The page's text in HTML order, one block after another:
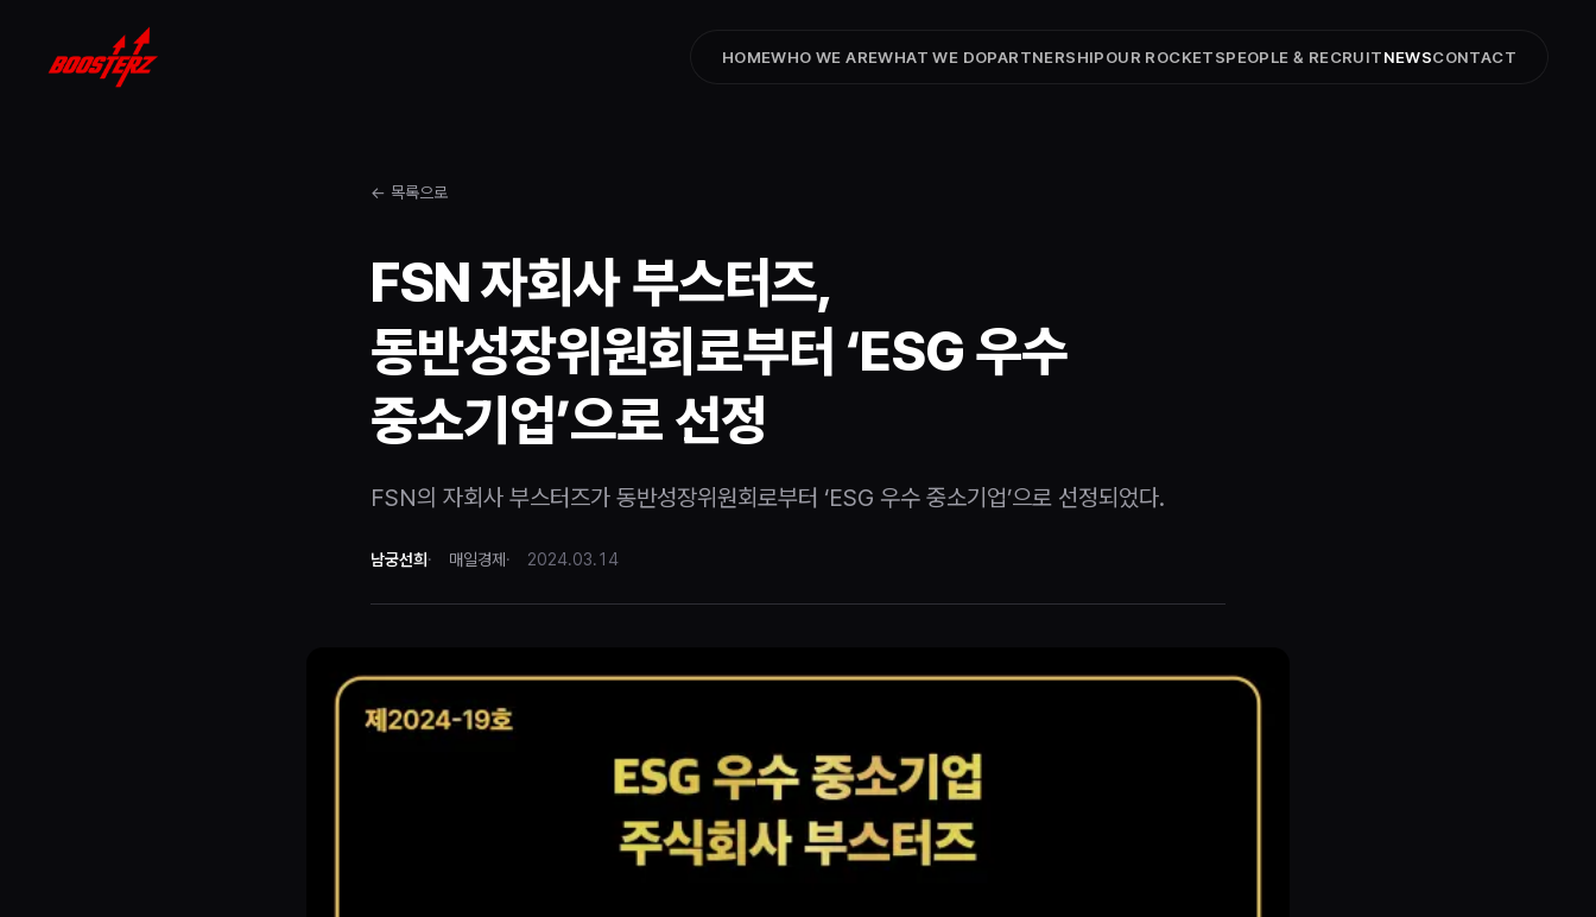
HOMEWHO WE AREWHAT WE DOPARTNERSHIPOUR ROCKETSPEOPLE & RECRUITNEWSCONTACT
← 목록으로
FSN 자회사 부스터즈,
동반성장위원회로부터 ‘ESG 우수
중소기업’으로 선정
FSN의 자회사 부스터즈가 동반성장위원회로부터 ‘ESG 우수 중소기업’으로 선정되었다.
남궁선희 매일경제 2024.03.14